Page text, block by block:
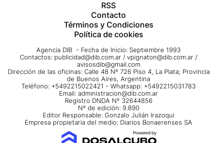
RSS
Contacto
Términos y Condiciones
Política de cookies
Agencia DIB - Fecha de Inicio: Septiembre 1993
Contactos: publicidad@dib.com.ar / vpignaton@dib.com.ar /
avisosdib@gmail.com
Dirección de las oficinas: Calle 48 Nº 726 Piso 4, La Plata; Provincia
de Buenos Aires, Argentina
Teléfono: +5492215022421 - Whatsapp: +5492215031783
Email: administracion@dib.com.ar
Registro DNDA Nº 32644856
Nº de edición: 9.890
Editor Responsable: Gonzalo Julián Irazoqui
Empresa propietaria del medio: Diarios Bonaerenses SA